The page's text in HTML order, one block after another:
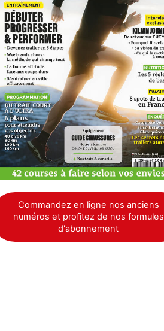
Commandez en ligne nos anciens
numéros et profitez de nos formules
d'abonnement